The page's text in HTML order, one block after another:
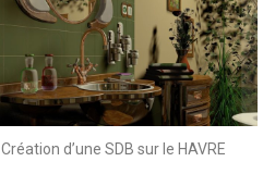
Création d’une SDB sur le HAVRE